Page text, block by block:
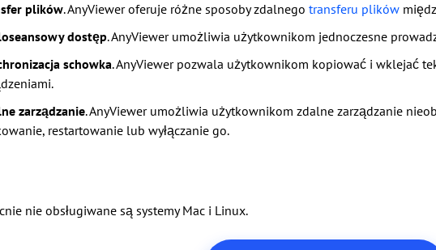
plików. AnyViewer oferuje różne sposoby zdalnego transferu plików
dostęp. AnyViewer umożliwia użytkownikom jednoczesne
schowka. AnyViewer pozwala użytkownikom kopiować i wklejać
zarządzanie. AnyViewer umożliwia użytkownikom zdalne zarządzanie
restartowanie lub wyłączanie go.
nie obsługiwane są systemy Mac i Linux.